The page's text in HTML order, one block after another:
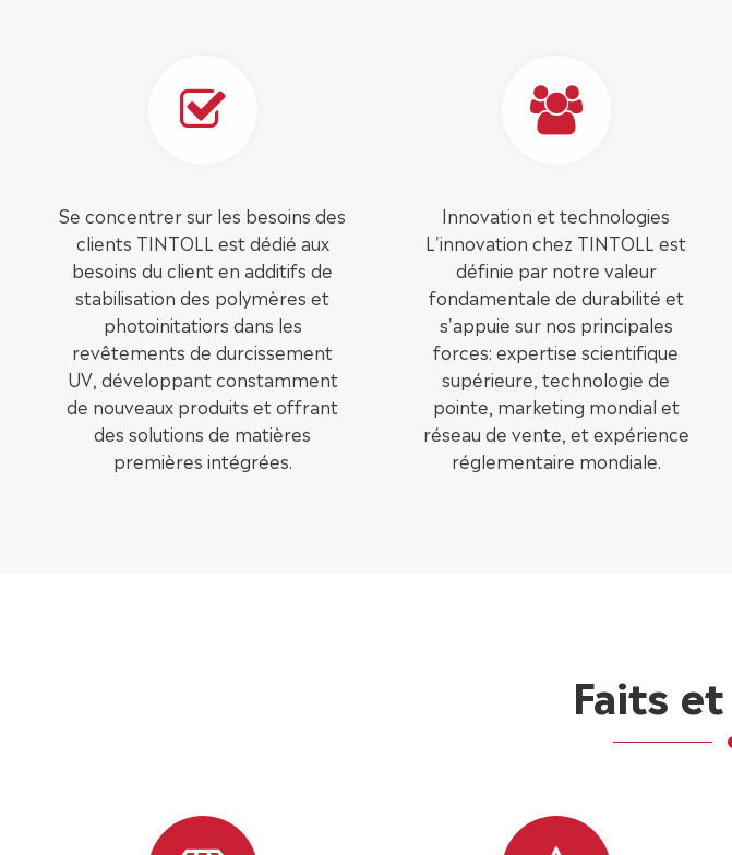
Se concentrer sur les besoins des
clients TINTOLL est dédié aux
besoins du client en additifs de
stabilisation des polymères et
photoinitatiors dans les
revêtements de durcissement
UV, développant constamment
de nouveaux produits et offrant
des solutions de matières
premières intégrées.
Innovation et technologies
L'innovation chez TINTOLL est
définie par notre valeur
fondamentale de durabilité et
s'appuie sur nos principales
forces: expertise scientifique
supérieure, technologie de
pointe, marketing mondial et
réseau de vente, et expérience
réglementaire mondiale.
Faits